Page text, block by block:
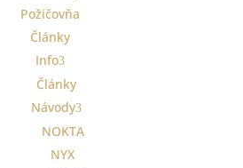
Požičovňa
Články
Info
Články
Návody
NOKTA
NYX